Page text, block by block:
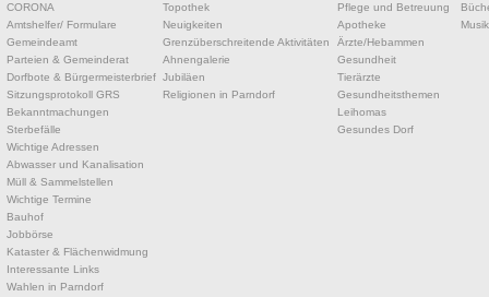
CORONA
Amtshelfer/ Formulare
Gemeindeamt
Parteien & Gemeinderat
Dorfbote & Bürgermeisterbrief
Sitzungsprotokoll GRS
Bekanntmachungen
Sterbefälle
Wichtige Adressen
Abwasser und Kanalisation
Müll & Sammelstellen
Wichtige Termine
Bauhof
Jobbörse
Kataster & Flächenwidmung
Interessante Links
Wahlen in Parndorf
Topothek
Neuigkeiten
Grenzüberschreitende Aktivitäten
Ahnengalerie
Jubiläen
Religionen in Parndorf
Pflege und Betreuung
Apotheke
Ärzte/Hebammen
Gesundheit
Tierärzte
Gesundheitsthemen
Leihomas
Gesundes Dorf